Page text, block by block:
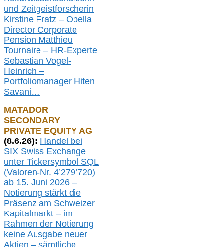
und Zeitgeistforscherin
Kirstine Fratz – Opella
Director Corporate
Pension Matthieu
Tournaire – HR-Experte
Sebastian Vogel-
Heinrich –
Portfoliomanager Hiten
Savani…
MATADOR
SECONDARY
PRIVATE EQUITY AG
(8.6.26): Handel bei
SIX Swiss Exchange
unter Tickersymbol SQL
(Valoren-Nr. 4’279’720)
ab 15. Juni 2026 –
Notierung stärkt die
Präsenz am Schweizer
Kapitalmarkt – im
Rahmen der Notierung
keine Ausgabe neuer
Aktien – sämtliche